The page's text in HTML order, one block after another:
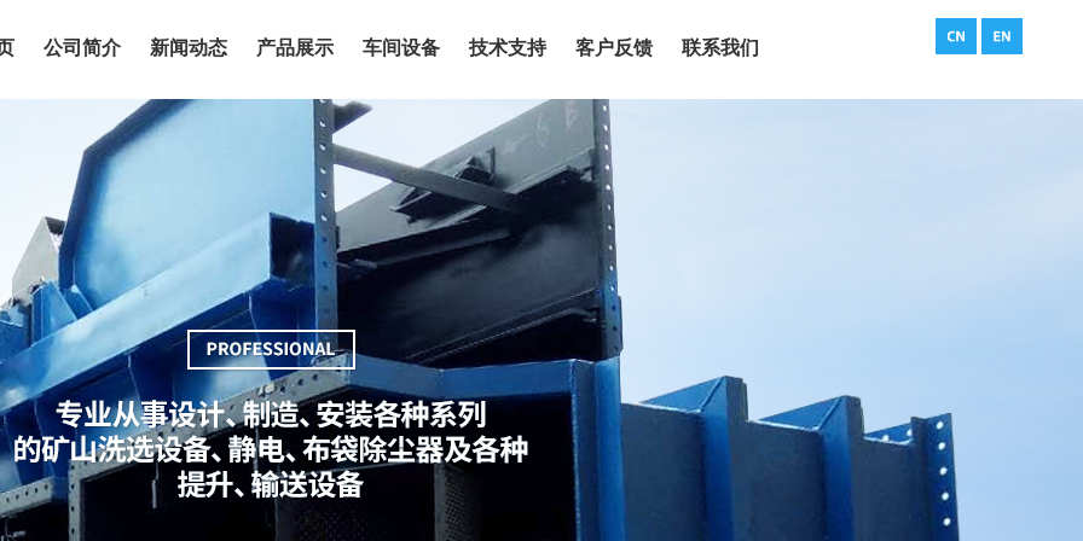
公司简介 新闻动态 产品展示 车间设备 技术支持 客户反馈 联系我们